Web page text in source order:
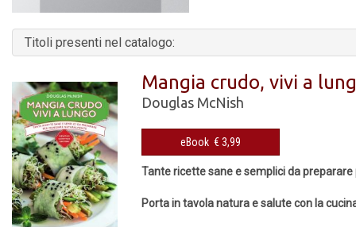
Titoli presenti nel catalogo:
Mangia crudo, vivi a
Douglas McNish
eBook € 3,99
Tante ricette sane e semplici da
Porta in tavola natura e salute con la